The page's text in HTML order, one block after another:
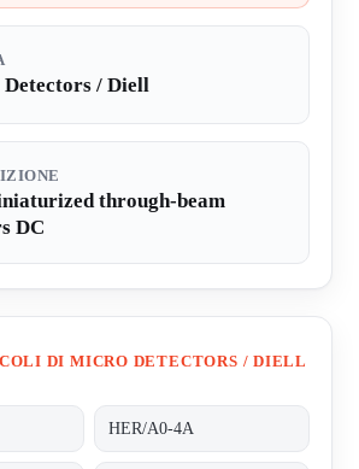
/ Diell
through-beam
DC
DI MICRO DETECTORS / DIELL
HER/A0-4A